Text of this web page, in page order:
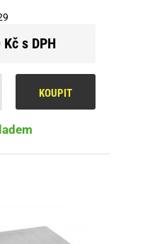
s DPH
KOUPIT